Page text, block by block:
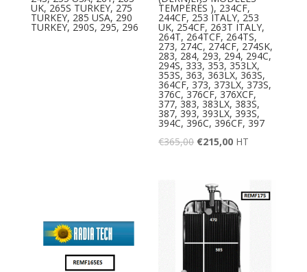
UK, 265S TURKEY, 275
TURKEY, 285 USA, 290
TURKEY, 290S, 295, 296
TEMPÉRÉS ), 234CF,
244CF, 253 ITALY, 253
UK, 254CF, 263T ITALY,
264T, 264TCF, 264TS,
273, 274C, 274CF, 274SK,
283, 284, 293, 294, 294C,
294S, 333, 353, 353LX,
353S, 363, 363LX, 363S,
364CF, 373, 373LX, 373S,
376C, 376CF, 376XCF,
377, 383, 383LX, 383S,
387, 393, 393LX, 393S,
394C, 396C, 396CF, 397
€365,00 €215,00 HT